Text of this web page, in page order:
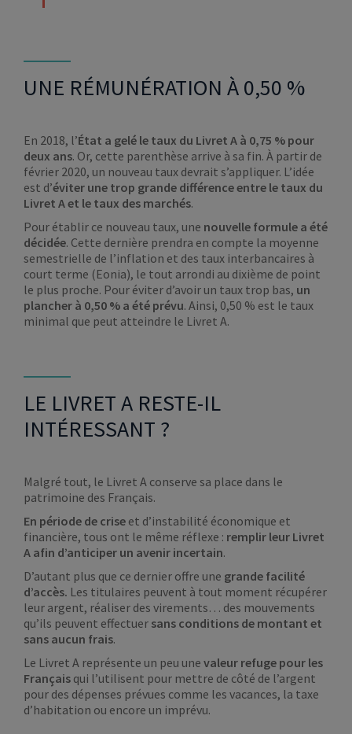
UNE RÉMUNÉRATION À 0,50 %
En 2018, l’État a gelé le taux du Livret A à 0,75 % pour
deux ans. Or, cette parenthèse arrive à sa fin. À partir de
février 2020, un nouveau taux devrait s’appliquer. L’idée
est d’éviter une trop grande différence entre le taux du
Livret A et le taux des marchés.
Pour établir ce nouveau taux, une nouvelle formule a été
décidée. Cette dernière prendra en compte la moyenne
semestrielle de l’inflation et des taux interbancaires à
court terme (Eonia), le tout arrondi au dixième de point
le plus proche. Pour éviter d’avoir un taux trop bas, un
plancher à 0,50 % a été prévu. Ainsi, 0,50 % est le taux
minimal que peut atteindre le Livret A.
LE LIVRET A RESTE-IL
INTÉRESSANT ?
Malgré tout, le Livret A conserve sa place dans le
patrimoine des Français.
En période de crise et d’instabilité économique et
financière, tous ont le même réflexe : remplir leur Livret
A afin d’anticiper un avenir incertain.
D’autant plus que ce dernier offre une grande facilité
d’accès. Les titulaires peuvent à tout moment récupérer
leur argent, réaliser des virements… des mouvements
qu’ils peuvent effectuer sans conditions de montant et
sans aucun frais.
Le Livret A représente un peu une valeur refuge pour les
Français qui l’utilisent pour mettre de côté de l’argent
pour des dépenses prévues comme les vacances, la taxe
d’habitation ou encore un imprévu.